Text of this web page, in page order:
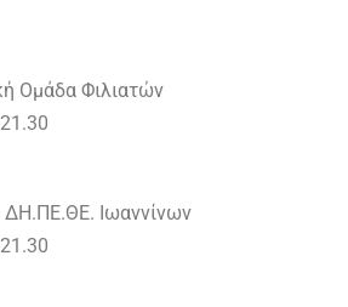
Ομάδα Φιλιατών
ΔΗ.ΠΕ.ΘΕ. Ιωαννίνων